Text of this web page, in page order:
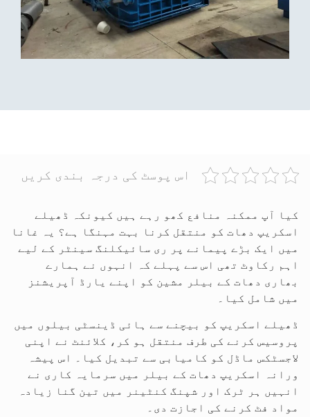
اس پوسٹ کی درجہ بندی کریں
کیا آپ ممکنہ منافع کھو رہے ہیں کیونکہ ڈھیلے
اسکریپ دھات کو منتقل کرنا بہت مہنگا ہے؟ یہ غانا
میں ایک بڑے پیمانے پر ری سائیکلنگ سینٹر کے لیے
اہم رکاوٹ تھی اس سے پہلے کہ انہوں نے ہمارے
بھاری دھات کے بیلر مشین کو اپنے یارڈ آپریشنز
میں شامل کیا۔
ڈھیلے اسکریپ کو بیچنے سے ہائی ڈینسٹی بیلوں میں
پروسیس کرنے کی طرف منتقل ہو کر، کلائنٹ نے اپنی
لاجسٹکس ماڈل کو کامیابی سے تبدیل کیا۔ اس پیشہ
ورانہ اسکریپ دھات کے بیلر میں سرمایہ کاری نے
انہیں ہر ٹرک اور شپنگ کنٹینر میں تین گنا زیادہ
مواد فٹ کرنے کی اجازت دی۔